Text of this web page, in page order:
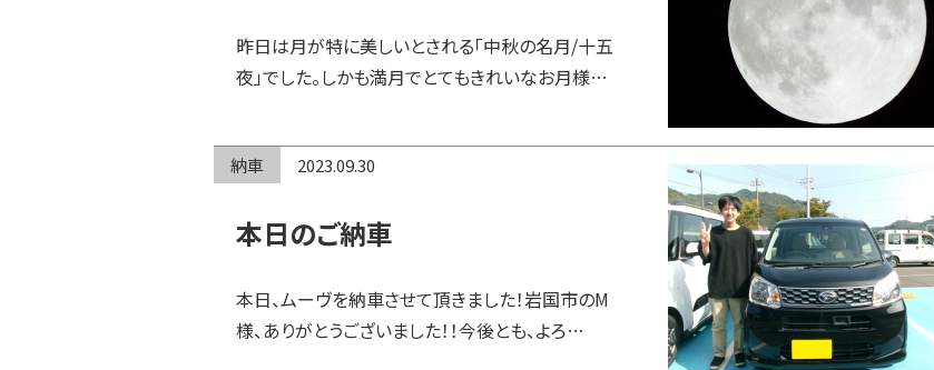
昨日は月が特に美しいとされる「中秋の名月/十五
夜」でした。しかも満月でとてもきれいなお月様…
納車 2023.09.30
本日のご納車
本日、ムーヴを納車させて頂きました！岩国市のM
様、ありがとうございました！！今後とも、よろ…